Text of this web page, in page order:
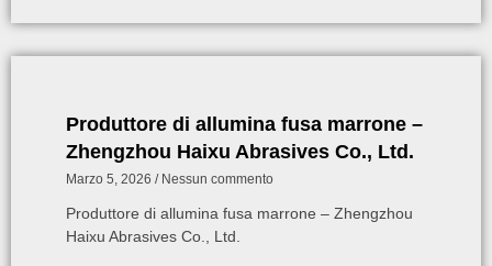
Produttore di allumina fusa marrone –
Zhengzhou Haixu Abrasives Co., Ltd.
Marzo 5, 2026 Nessun commento
Produttore di allumina fusa marrone – Zhengzhou
Haixu Abrasives Co., Ltd.